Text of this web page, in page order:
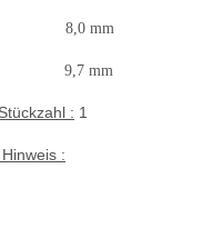
8,0 mm
: 9,7 mm
: 1
: